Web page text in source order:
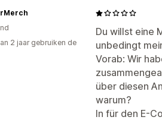
Du willst eine
unbedingt
Vorab: Wir
über diesen
warum?
In für den E-
2 jaar gebruiken de